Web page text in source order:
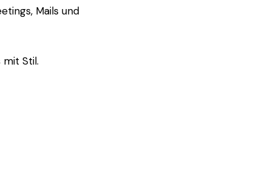
Mails und
mit Stil.